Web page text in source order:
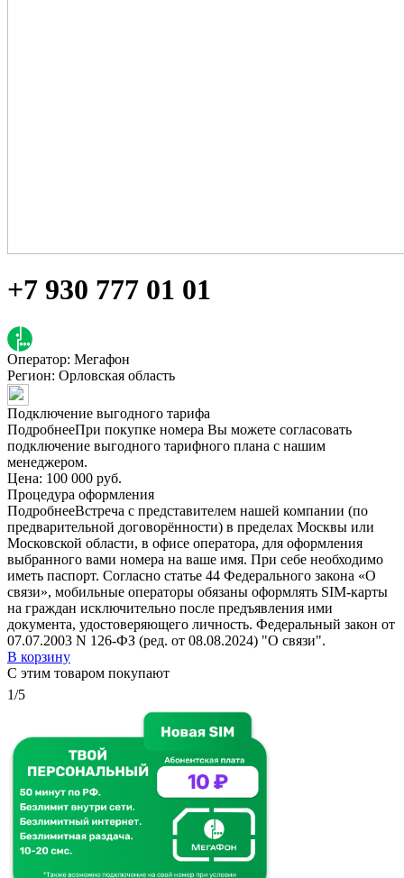
+7 930 777 01 01
Оператор: Мегафон
Регион: Орловская область
Подключение выгодного тарифа
ПодробнееПри покупке номера Вы можете согласовать
подключение выгодного тарифного плана с нашим
менеджером.
Цена: 100 000 руб.
Процедура оформления
ПодробнееВстреча с представителем нашей компании (по
предварительной договорённости) в пределах Москвы или
Московской области, в офисе оператора, для оформления
выбранного вами номера на ваше имя. При себе необходимо
иметь паспорт. Согласно статье 44 Федерального закона «О
связи», мобильные операторы обязаны оформлять SIM-карты
на граждан исключительно после предъявления ими
документа, удостоверяющего личность. Федеральный закон от
07.07.2003 N 126-ФЗ (ред. от 08.08.2024) "О связи".
В корзину
С этим товаром покупают
1/5